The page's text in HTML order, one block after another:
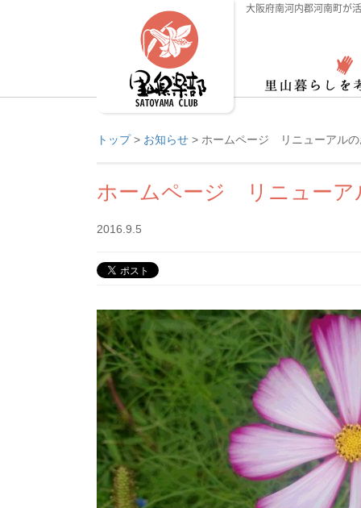
大阪府南河内郡河南町が
トップ> お知らせ > ホームページ リニューアルの
ホームページ リニューア
2016.9.5